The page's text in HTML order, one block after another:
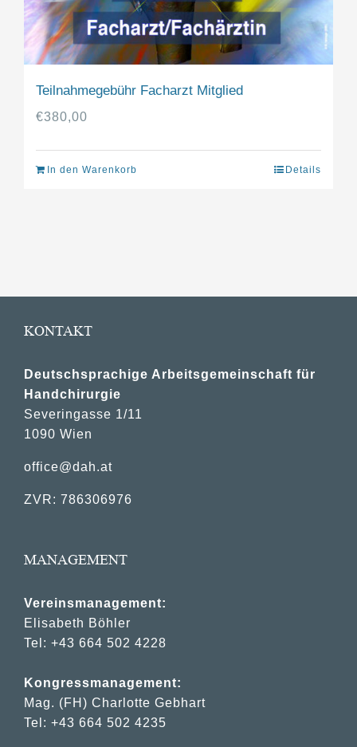
Teilnahmegebühr Facharzt Mitglied
€380,00
In den Warenkorb Details
KONTAKT
Deutschsprachige Arbeitsgemeinschaft für
Handchirurgie
Severingasse 1/11
1090 Wien
office@dah.at
ZVR: 786306976
MANAGEMENT
Vereinsmanagement:
Elisabeth Böhler
Tel: +43 664 502 4228
Kongressmanagement:
Mag. (FH) Charlotte Gebhart
Tel: +43 664 502 4235